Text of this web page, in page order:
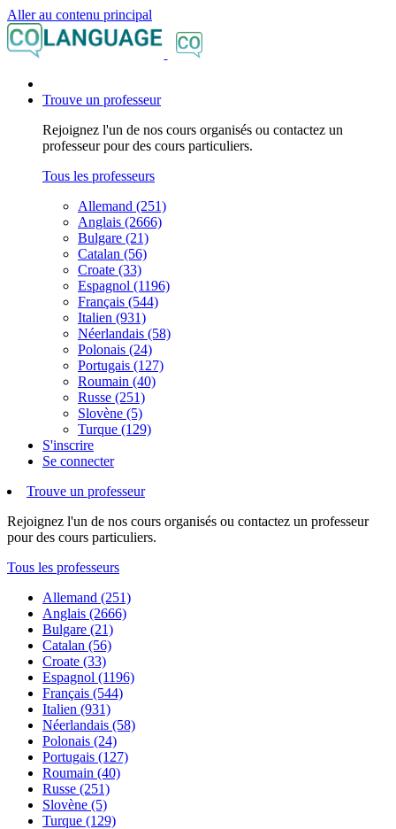
Aller au contenu principal
Trouve un professeur
Rejoignez l'un de nos cours organisés ou contactez un
professeur pour des cours particuliers.
Tous les professeurs
Allemand (251)
Anglais (2666)
Bulgare (21)
Catalan (56)
Croate (33)
Espagnol (1196)
Français (544)
Italien (931)
Néerlandais (58)
Polonais (24)
Portugais (127)
Roumain (40)
Russe (251)
Slovène (5)
Turque (129)
S'inscrire
Se connecter
Trouve un professeur
Rejoignez l'un de nos cours organisés ou contactez un professeur
pour des cours particuliers.
Tous les professeurs
Allemand (251)
Anglais (2666)
Bulgare (21)
Catalan (56)
Croate (33)
Espagnol (1196)
Français (544)
Italien (931)
Néerlandais (58)
Polonais (24)
Portugais (127)
Roumain (40)
Russe (251)
Slovène (5)
Turque (129)